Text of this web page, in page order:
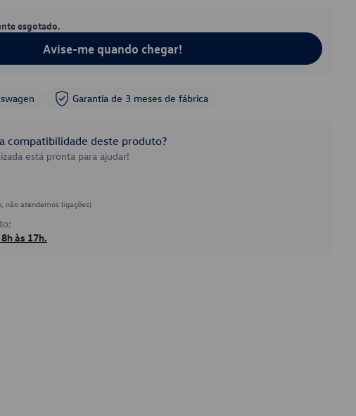
esgotado.
Avise-me quando chegar!
Garantia de 3 meses de fábrica
compatibilidade deste produto?
está pronta para ajudar!
não atendemos ligações)
às 17h.